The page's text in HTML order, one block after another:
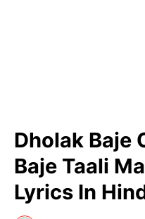
Dholak Baje
Baje Taali
Lyrics In